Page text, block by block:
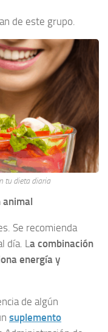
de este grupo.
tu dieta diaria
animal
Se recomienda
día. L a combinación
energía y
de algún
suplemento